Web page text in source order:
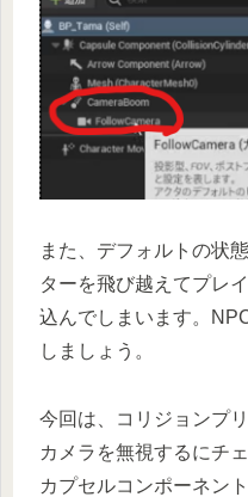
また、デフォルトの状
ターを飛び越えてプレ
込んでしまいます。
しましょう。
今回は、コリジョンプ
カメラを無視するにチ
カプセルコンポーネン